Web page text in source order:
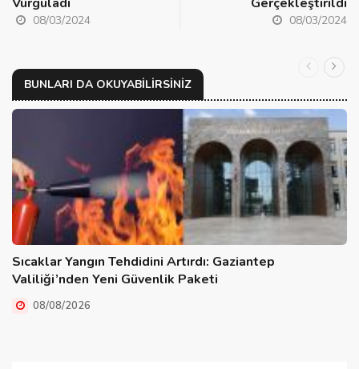
08/03/2024 08/03/2024
BUNLARI DA OKUYABILIRSINIZ
Sıcaklar Yangın Tehdidini Artırdı: Gaziantep
Valiliği’nden Yeni Güvenlik Paketi
08/08/2026